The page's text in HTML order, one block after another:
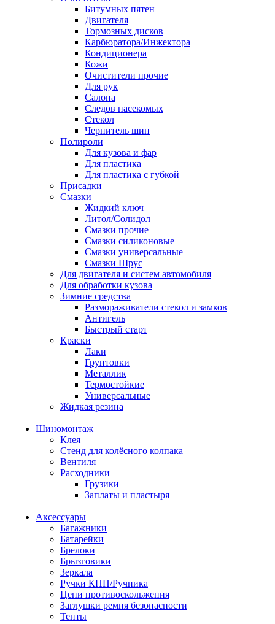
Битумных пятен
Двигателя
Тормозных дисков
Карбюратора/Инжектора
Кондиционера
Кожи
Очистители прочие
Для рук
Салона
Следов насекомых
Стекол
Чернитель шин
Полироли
Для кузова и фар
Для пластика
Для пластика с губкой
Присадки
Смазки
Жидкий ключ
Литол/Солидол
Смазки прочие
Смазки силиконовые
Смазки универсальные
Смазки Шрус
Для двигателя и систем автомобиля
Для обработки кузова
Зимние средства
Размораживатели стекол и замков
Антигель
Быстрый старт
Краски
Лаки
Грунтовки
Металлик
Термостойкие
Универсальные
Жидкая резина
Шиномонтаж
Клея
Стенд для колёсного колпака
Вентиля
Расходники
Грузики
Заплаты и пластыря
Аксессуары
Багажники
Батарейки
Брелоки
Брызговики
Зеркала
Ручки КПП/Ручника
Цепи противоскольжения
Заглушки ремня безопасности
Тенты